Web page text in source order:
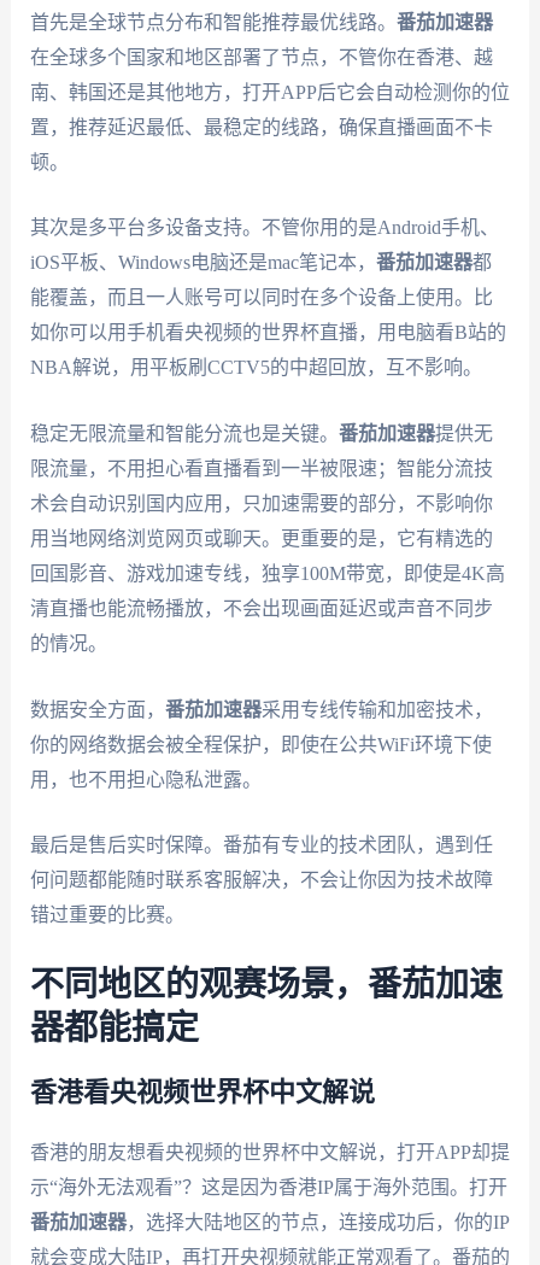
首先是全球节点分布和智能推荐最优线路。 番茄加速器
在全球多个国家和地区部署了节点，不管你在香港、越
南、韩国还是其他地方，打开APP后它会自动检测你的位
置，推荐延迟最低、最稳定的线路，确保直播画面不卡
顿。
其次是多平台多设备支持。不管你用的是Android手机、
iOS平板、Windows电脑还是mac笔记本， 番茄加速器都
能覆盖，而且一人账号可以同时在多个设备上使用。比
如你可以用手机看央视频的世界杯直播，用电脑看B站的
NBA解说，用平板刷CCTV5的中超回放，互不影响。
稳定无限流量和智能分流也是关键。 番茄加速器提供无
限流量，不用担心看直播看到一半被限速；智能分流技
术会自动识别国内应用，只加速需要的部分，不影响你
用当地网络浏览网页或聊天。更重要的是，它有精选的
回国影音、游戏加速专线，独享100M带宽，即使是4K高
清直播也能流畅播放，不会出现画面延迟或声音不同步
的情况。
数据安全方面， 番茄加速器采用专线传输和加密技术，
你的网络数据会被全程保护，即使在公共WiFi环境下使
用，也不用担心隐私泄露。
最后是售后实时保障。番茄有专业的技术团队，遇到任
何问题都能随时联系客服解决，不会让你因为技术故障
错过重要的比赛。
不同地区的观赛场景，番茄加速
器都能搞定
香港看央视频世界杯中文解说
香港的朋友想看央视频的世界杯中文解说，打开APP却提
示“海外无法观看”？这是因为香港IP属于海外范围。打开
番茄加速器，选择大陆地区的节点，连接成功后，你的IP
就会变成大陆IP，再打开央视频就能正常观看了。番茄的